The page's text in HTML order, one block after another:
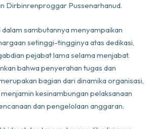
Dirbinrenproggar Pussenarhanud.
sambutannya menyampaikan
setinggi-tingginya atas dedikasi,
pejabat lama selama menjabat.
bahwa penyerahan tugas dan
bagian dari dinamika organisasi,
kesinambungan pelaksanaan
dan pengelolaan anggaran.